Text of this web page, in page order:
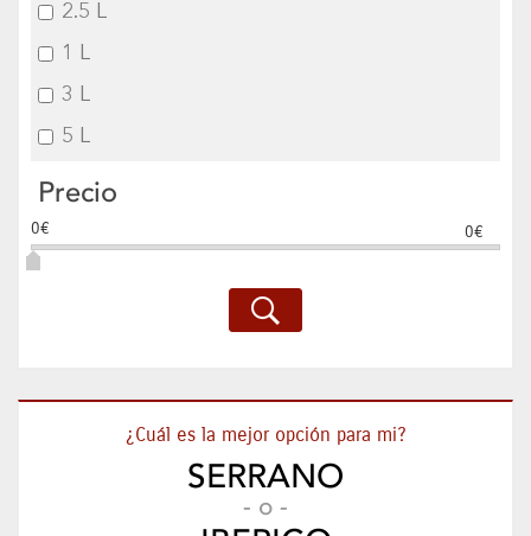
2.5 L
1 L
3 L
5 L
Precio
0€ 0€
¿Cuál es la mejor opción para mi?
SERRANO
- o -